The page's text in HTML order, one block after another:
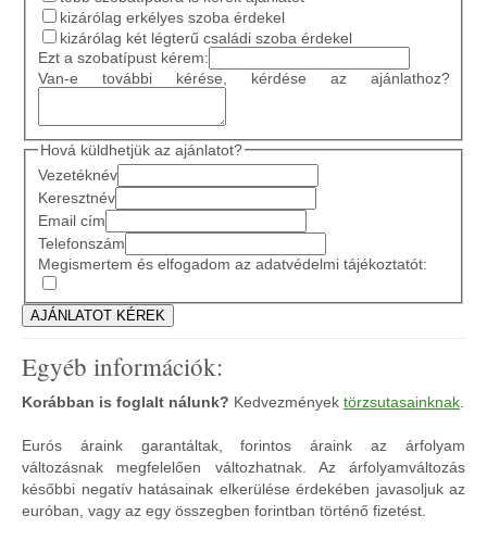
kizárólag erkélyes szoba érdekel
kizárólag két légterű családi szoba érdekel
Ezt a szobatípust kérem:
Van-e további kérése, kérdése az ajánlathoz?
Hová küldhetjük az ajánlatot?
Vezetéknév
Keresztnév
Email cím
Telefonszám
Megismertem és elfogadom az adatvédelmi tájékoztatót:
Egyéb információk:
Korábban is foglalt nálunk? Kedvezmények törzsutasainknak.
Eurós áraink garantáltak, forintos áraink az árfolyam
változásnak megfelelően változhatnak. Az árfolyamváltozás
későbbi negatív hatásainak elkerülése érdekében javasoljuk az
euróban, vagy az egy összegben forintban történő fizetést.